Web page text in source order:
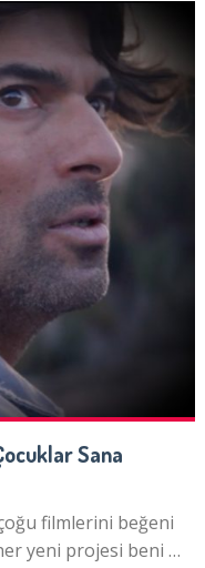
Sana
filmlerini beğeni
yeni projesi beni …